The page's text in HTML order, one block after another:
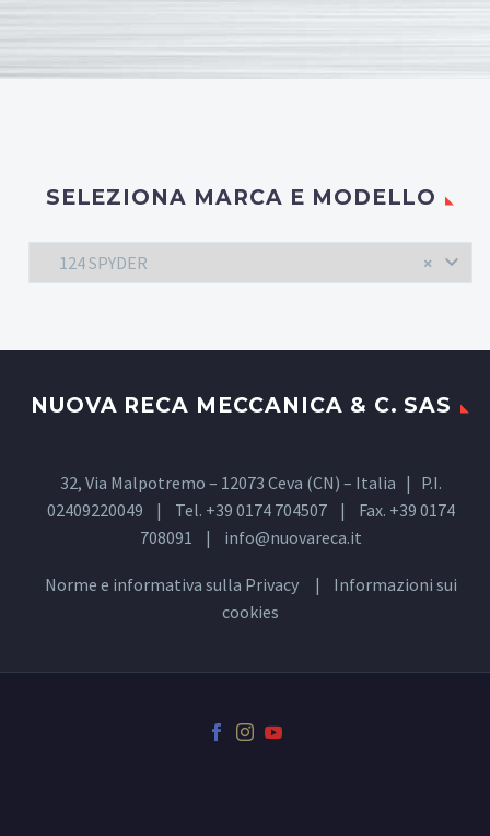
SELEZIONA MARCA E MODELLO
×
124 SPYDER
NUOVA RECA MECCANICA & C. SAS
32, Via Malpotremo – 12073 Ceva (CN) – Italia | P.I.
02409220049 | Tel. +39 0174 704507 | Fax. +39 0174
708091 | info@nuovareca.it
Norme e informativa sulla Privacy| Informazioni sui
cookies